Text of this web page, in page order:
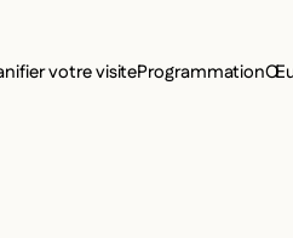
votre visiteProgrammation